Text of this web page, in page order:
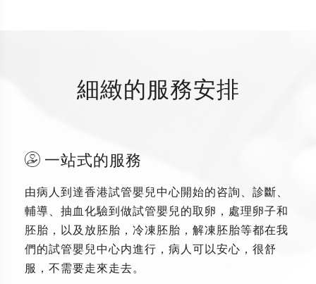
細緻的服務安排
一站式的服務
由病人到達香港試管嬰兒中心開始的咨詢、診斷、
輔導、抽血化驗到做試管嬰兒的取卵，處理卵子和
胚胎，以及放胚胎，冷凍胚胎，解凍胚胎等都在我
們的試管嬰兒中心内進行，病人可以安心，很舒
服，不需要走來走去。